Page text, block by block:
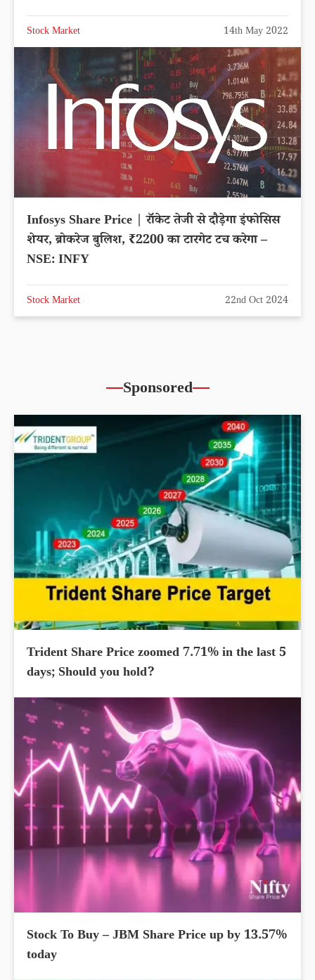
Stock Market 14th May 2022
Infosys Share Price | रॉकेट तेजी से दौड़ेगा इंफोसिस
शेयर, ब्रोकरेज बुलिश, ₹2200 का टारगेट टच करेगा –
NSE: INFY
Stock Market 22nd Oct 2024
Sponsored
Trident Share Price zoomed 7.71% in the last 5
days; Should you hold?
Stock To Buy – JBM Share Price up by 13.57%
today